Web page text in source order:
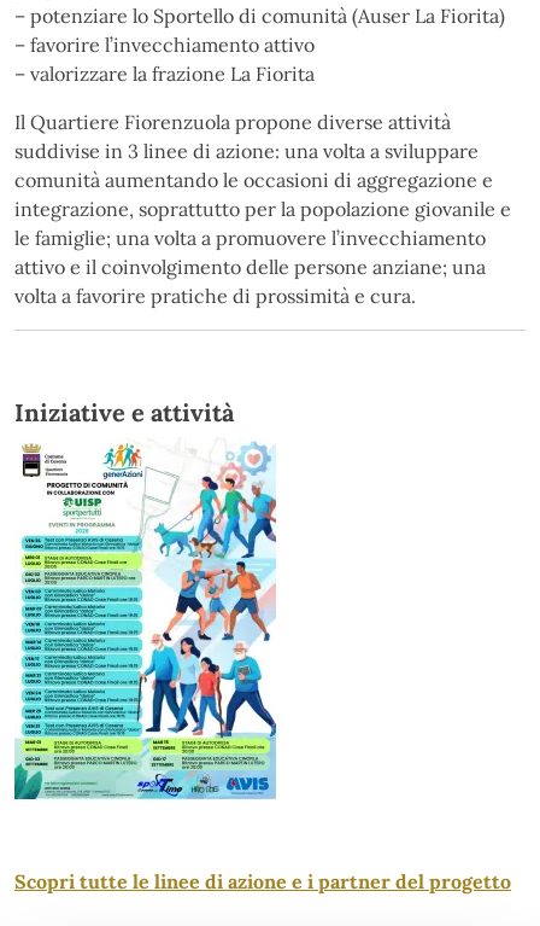
– potenziare lo Sportello di comunità (Auser La Fiorita)
– favorire l’invecchiamento attivo
– valorizzare la frazione La Fiorita
Il Quartiere Fiorenzuola propone diverse attività
suddivise in 3 linee di azione: una volta a sviluppare
comunità aumentando le occasioni di aggregazione e
integrazione, soprattutto per la popolazione giovanile e
le famiglie; una volta a promuovere l’invecchiamento
attivo e il coinvolgimento delle persone anziane; una
volta a favorire pratiche di prossimità e cura.
Iniziative e attività
Scopri tutte le linee di azione e i partner del progetto